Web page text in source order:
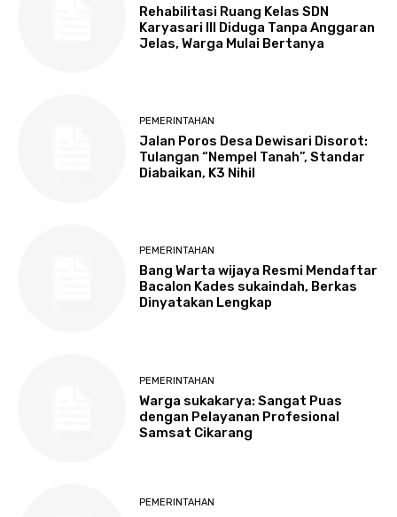
Rehabilitasi Ruang Kelas SDN
Karyasari III Diduga Tanpa Anggaran
Jelas, Warga Mulai Bertanya
PEMERINTAHAN
Jalan Poros Desa Dewisari Disorot:
Tulangan “Nempel Tanah”, Standar
Diabaikan, K3 Nihil
PEMERINTAHAN
Bang Warta wijaya Resmi Mendaftar
Bacalon Kades sukaindah, Berkas
Dinyatakan Lengkap
PEMERINTAHAN
Warga sukakarya: Sangat Puas
dengan Pelayanan Profesional
Samsat Cikarang
PEMERINTAHAN